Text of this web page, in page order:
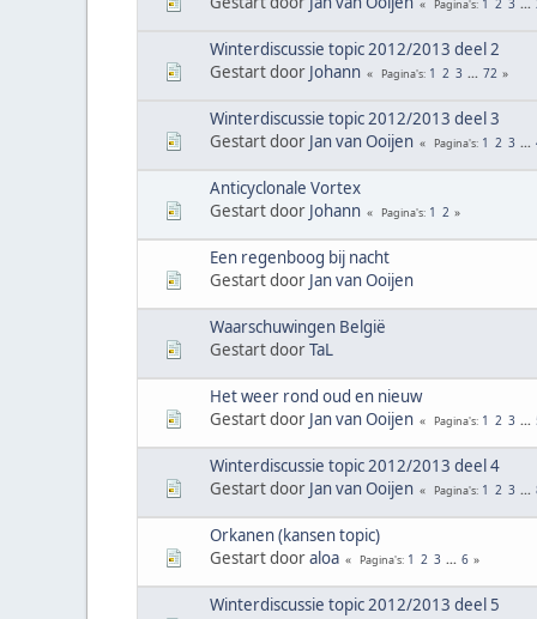
Pagina's 1 2 3 ...
Winterdiscussie topic 2012/2013 deel 2
Gestart door Johann Pagina's 1 2 3 ... 72
Winterdiscussie topic 2012/2013 deel 3
Gestart door Jan van Ooijen Pagina's 1 2 3 ...
Anticyclonale Vortex
Gestart door Johann Pagina's 1 2
Een regenboog bij nacht
Gestart door Jan van Ooijen
Waarschuwingen België
Gestart doorTaL
Het weer rond oud en nieuw
Gestart door Jan van Ooijen Pagina's 1 2 3 ...
Winterdiscussie topic 2012/2013 deel 4
Gestart door Jan van Ooijen Pagina's 1 2 3 ...
Orkanen (kansen topic)
Gestart dooraloa Pagina's 1 2 3 ... 6
Winterdiscussie topic 2012/2013 deel 5